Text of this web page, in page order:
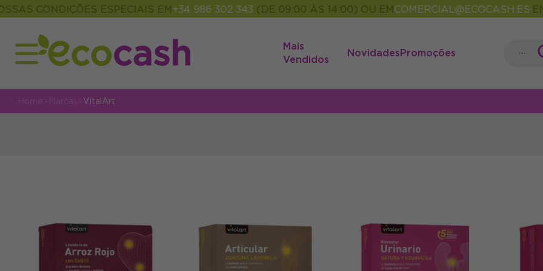
CONDIÇÕES ESPECIAIS EM+34 986 302 343 (DE 09:00 ÀS 14:00) OU EMCOMERCIAL@ECOCASH.ES •
Mais
Vendidos
NovidadesPromoções ...
Home> Marcas > VitalArt